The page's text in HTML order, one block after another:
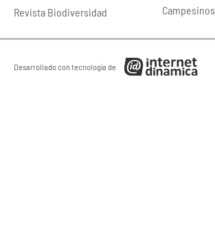
Revista Biodiversidad
Campesinos